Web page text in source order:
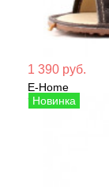
1 390 руб.
E-Home
Тапочки